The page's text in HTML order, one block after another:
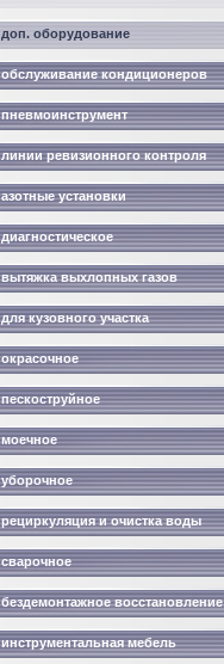
доп. оборудование
обслуживание кондиционеров
пневмоинструмент
линии ревизионного контроля
азотные установки
диагностическое
вытяжка выхлопных газов
для кузовного участка
окрасочное
пескоструйное
моечное
уборочное
рециркуляция и очистка воды
сварочное
бездемонтажное восстановление
инструментальная мебель